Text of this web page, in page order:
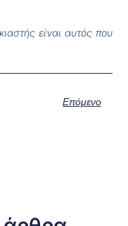
είναι αυτός που
Επόμενο